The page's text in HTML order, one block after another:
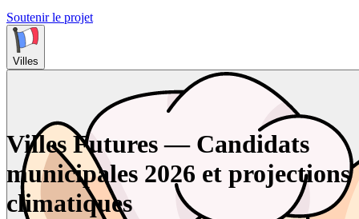
Soutenir le projet
Villes
Villes Futures — Candidats
municipales 2026 et projections
climatiques